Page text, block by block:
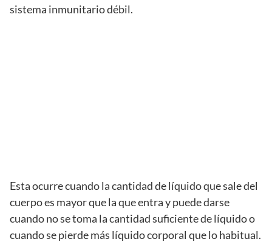
sistema inmunitario débil.
Esta ocurre cuando la cantidad de líquido que sale del
cuerpo es mayor que la que entra y puede darse
cuando no se toma la cantidad suficiente de líquido o
cuando se pierde más líquido corporal que lo habitual.